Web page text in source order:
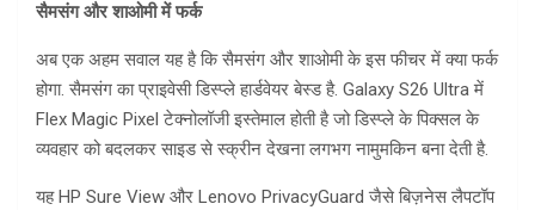
सैमसंग और शाओमी में फर्क
अब एक अहम सवाल यह है कि सैमसंग और शाओमी के इस फीचर में क्या फर्क
होगा. सैमसंग का प्राइवेसी डिस्प्ले हार्डवेयर बेस्ड है. Galaxy S26 Ultra में
Flex Magic Pixel टेक्नोलॉजी इस्तेमाल होती है जो डिस्प्ले के पिक्सल के
व्यवहार को बदलकर साइड से स्क्रीन देखना लगभग नामुमकिन बना देती है.
यह HP Sure View और Lenovo PrivacyGuard जैसे बिज़नेस लैपटॉप